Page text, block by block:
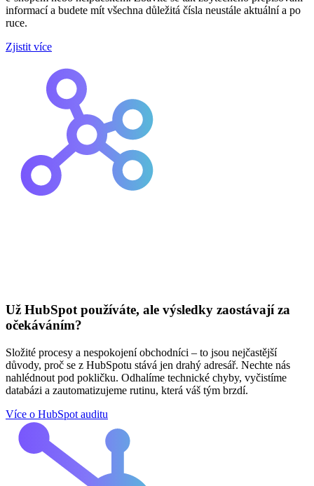
informací a budete mít všechna důležitá čísla neustále aktuální a po
ruce.
Zjistit více
Už HubSpot používáte, ale výsledky zaostávají za
očekáváním?
Složité procesy a nespokojení obchodníci – to jsou nejčastější
důvody, proč se z HubSpotu stává jen drahý adresář. Nechte nás
nahlédnout pod pokličku. Odhalíme technické chyby, vyčistíme
databázi a zautomatizujeme rutinu, která váš tým brzdí.
Více o HubSpot auditu